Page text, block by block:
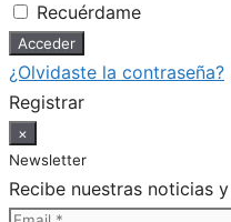
Recuérdame
¿Olvidaste la contraseña?
Registrar
×
Newsletter
Recibe nuestras noticias